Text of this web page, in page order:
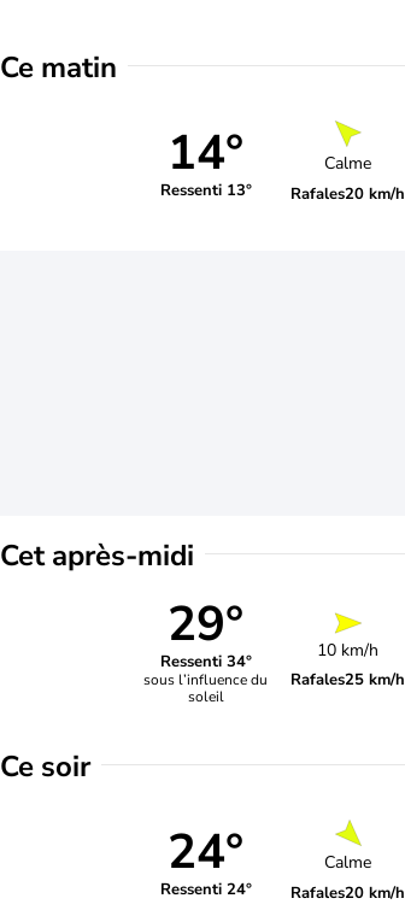
Ce matin
14°
Ressenti 13°
Calme
Rafales20 km/h
Cet après-midi
29°
Ressenti 34°
sous l’influence du
soleil
10 km/h
Rafales25 km/h
Ce soir
24°
Ressenti 24°
Calme
Rafales20 km/h